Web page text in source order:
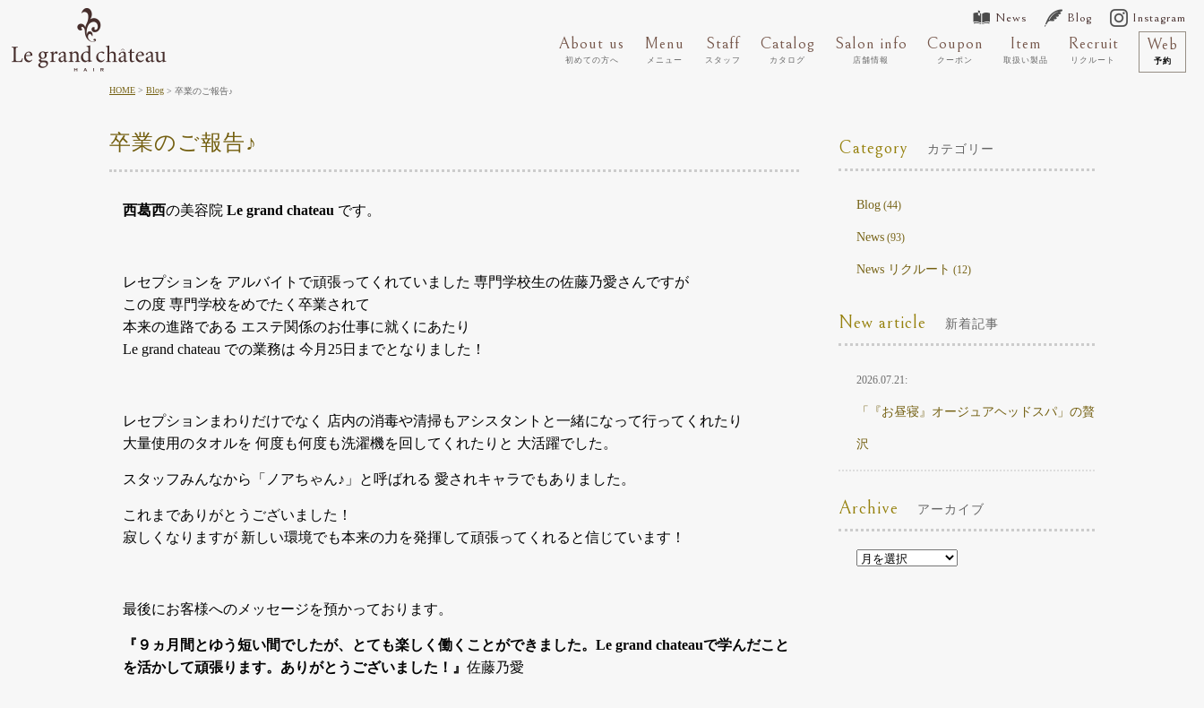
News Blog Instagram
About us
初めての方へ
Menu
メニュー
Staff
スタッフ
Catalog
カタログ
Salon info
店舗情報
Coupon
クーポン
Item
取扱い製品
Recruit
リクルート
Web
予約
HOME Blog 卒業のご報告♪
卒業のご報告♪
西葛西の美容院Le grand chateau です。
レセプションを アルバイトで頑張ってくれていました 専門学校生の佐藤乃愛さんですが
この度 専門学校をめでたく卒業されて
本来の進路である エステ関係のお仕事に就くにあたり
Le grand chateau での業務は 今月25日までとなりました！
レセプションまわりだけでなく 店内の消毒や清掃もアシスタントと一緒になって行ってくれたり
大量使用のタオルを 何度も何度も洗濯機を回してくれたりと 大活躍でした。
スタッフみんなから「ノアちゃん♪」と呼ばれる 愛されキャラでもありました。
これまでありがとうございました！
寂しくなりますが 新しい環境でも本来の力を発揮して頑張ってくれると信じています！
最後にお客様へのメッセージを預かっております。
『９ヵ月間とゆう短い間でしたが、とても楽しく働くことができました。Le grand chateauで学んだこと
を活かして頑張ります。ありがとうございました！』佐藤乃愛
Category カテゴリー
Blog (44)
News (93)
News リクルート (12)
New article 新着記事
2026.07.21:
「『お昼寝』オージュアヘッドスパ」の贅
沢
Archive アーカイブ